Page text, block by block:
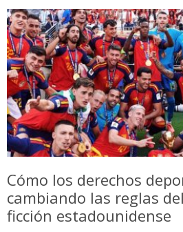
Cómo los derechos
cambiando las reglas
ficción estadounidense